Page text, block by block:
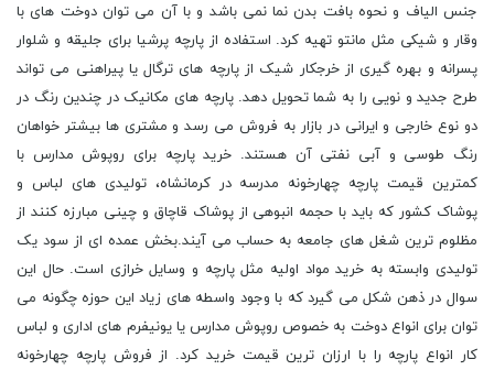
جنس الیاف و نحوه بافت بدن نما نمی باشد و با آن می توان دوخت های با
وقار و شیکی مثل مانتو تهیه کرد. استفاده از پارچه پرشیا برای جلیقه و شلوار
پسرانه و بهره گیری از خرجکار شیک از پارچه های ترگال یا پیراهنی می تواند
طرح جدید و نویی را به شما تحویل دهد. پارچه های مکانیک در چندین رنگ در
دو نوع خارجی و ایرانی در بازار به فروش می رسد و مشتری ها بیشتر خواهان
رنگ طوسی و آبی نفتی آن هستند. خرید پارچه برای روپوش مدارس با
کمترین قیمت پارچه چهارخونه مدرسه در کرمانشاه، تولیدی های لباس و
پوشاک کشور که باید با حجمه انبوهی از پوشاک قاچاق و چینی مبارزه کنند از
مظلوم ترین شغل های جامعه به حساب می آیند.بخش عمده ای از سود یک
تولیدی وابسته به خرید مواد اولیه مثل پارچه و وسایل خرازی است. حال این
سوال در ذهن شکل می گیرد که با وجود واسطه های زیاد این حوزه چگونه می
توان برای انواع دوخت به خصوص روپوش مدارس یا یونیفرم های اداری و لباس
کار انواع پارچه را با ارزان ترین قیمت خرید کرد. از فروش پارچه چهارخونه